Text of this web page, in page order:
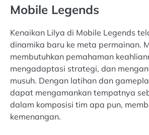
Mobile Legends
Kenaikan Lilya di Mobile Legends
dinamika baru ke meta permainan.
membutuhkan pemahaman
mengadaptasi strategi, dan
musuh. Dengan latihan dan
dapat mengamankan tempatnya
dalam komposisi tim apa pun,
kemenangan.